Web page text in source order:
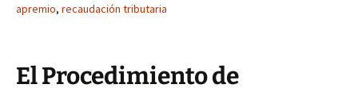
apremio, recaudación tributaria
El Procedimiento de